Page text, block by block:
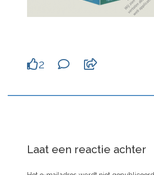
2
Laat een reactie achter